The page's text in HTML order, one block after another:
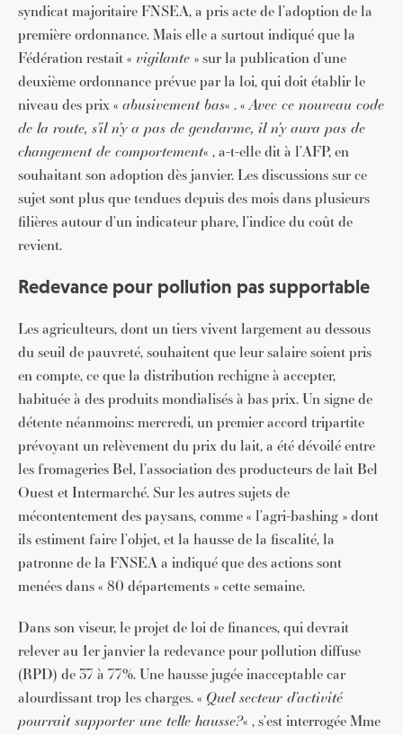
syndicat majoritaire FNSEA, a pris acte de l’adoption de la
première ordonnance. Mais elle a surtout indiqué que la
Fédération restait « vigilante » sur la publication d’une
deuxième ordonnance prévue par la loi, qui doit établir le
niveau des prix « abusivement bas« . «Avec ce nouveau code
de la route, s’il n’y a pas de gendarme, il n’y aura pas de
changement de comportement« , a-t-elle dit à l’AFP, en
souhaitant son adoption dès janvier. Les discussions sur ce
sujet sont plus que tendues depuis des mois dans plusieurs
filières autour d’un indicateur phare, l’indice du coût de
revient.
Redevance pour pollution pas supportable
Les agriculteurs, dont un tiers vivent largement au dessous
du seuil de pauvreté, souhaitent que leur salaire soient pris
en compte, ce que la distribution rechigne à accepter,
habituée à des produits mondialisés à bas prix. Un signe de
détente néanmoins: mercredi, un premier accord tripartite
prévoyant un relèvement du prix du lait, a été dévoilé entre
les fromageries Bel, l’association des producteurs de lait Bel
Ouest et Intermarché. Sur les autres sujets de
mécontentement des paysans, comme « l’agri-bashing » dont
ils estiment faire l’objet, et la hausse de la fiscalité, la
patronne de la FNSEA a indiqué que des actions sont
menées dans « 80 départements » cette semaine.
Dans son viseur, le projet de loi de finances, qui devrait
relever au 1er janvier la redevance pour pollution diffuse
(RPD) de 37 à 77%. Une hausse jugée inacceptable car
alourdissant trop les charges. « Quel secteur d’activité
pourrait supporter une telle hausse?« , s’est interrogée Mme